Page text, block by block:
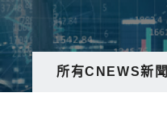
所有CNEWS新聞